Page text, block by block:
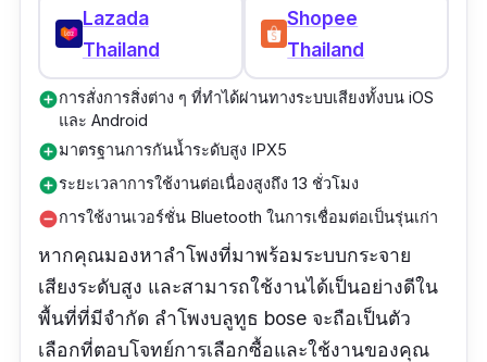
Lazada
Thailand
Shopee
Thailand
add_circleการสั่งการสิ่งต่าง ๆ ที่ทำได้ผ่านทางระบบเสียงทั้งบน iOS
และ Android
add_circleมาตรฐานการกันน้ำระดับสูง IPX5
add_circleระยะเวลาการใช้งานต่อเนื่องสูงถึง 13 ชั่วโมง
remove_circleการใช้งานเวอร์ชั่น Bluetooth ในการเชื่อมต่อเป็นรุ่นเก่า
หากคุณมองหาลำโพงที่มาพร้อมระบบกระจาย
เสียงระดับสูง และสามารถใช้งานได้เป็นอย่างดีใน
พื้นที่ที่มีจำกัด ลำโพงบลูทูธ bose จะถือเป็นตัว
เลือกที่ตอบโจทย์การเลือกซื้อและใช้งานของคุณ